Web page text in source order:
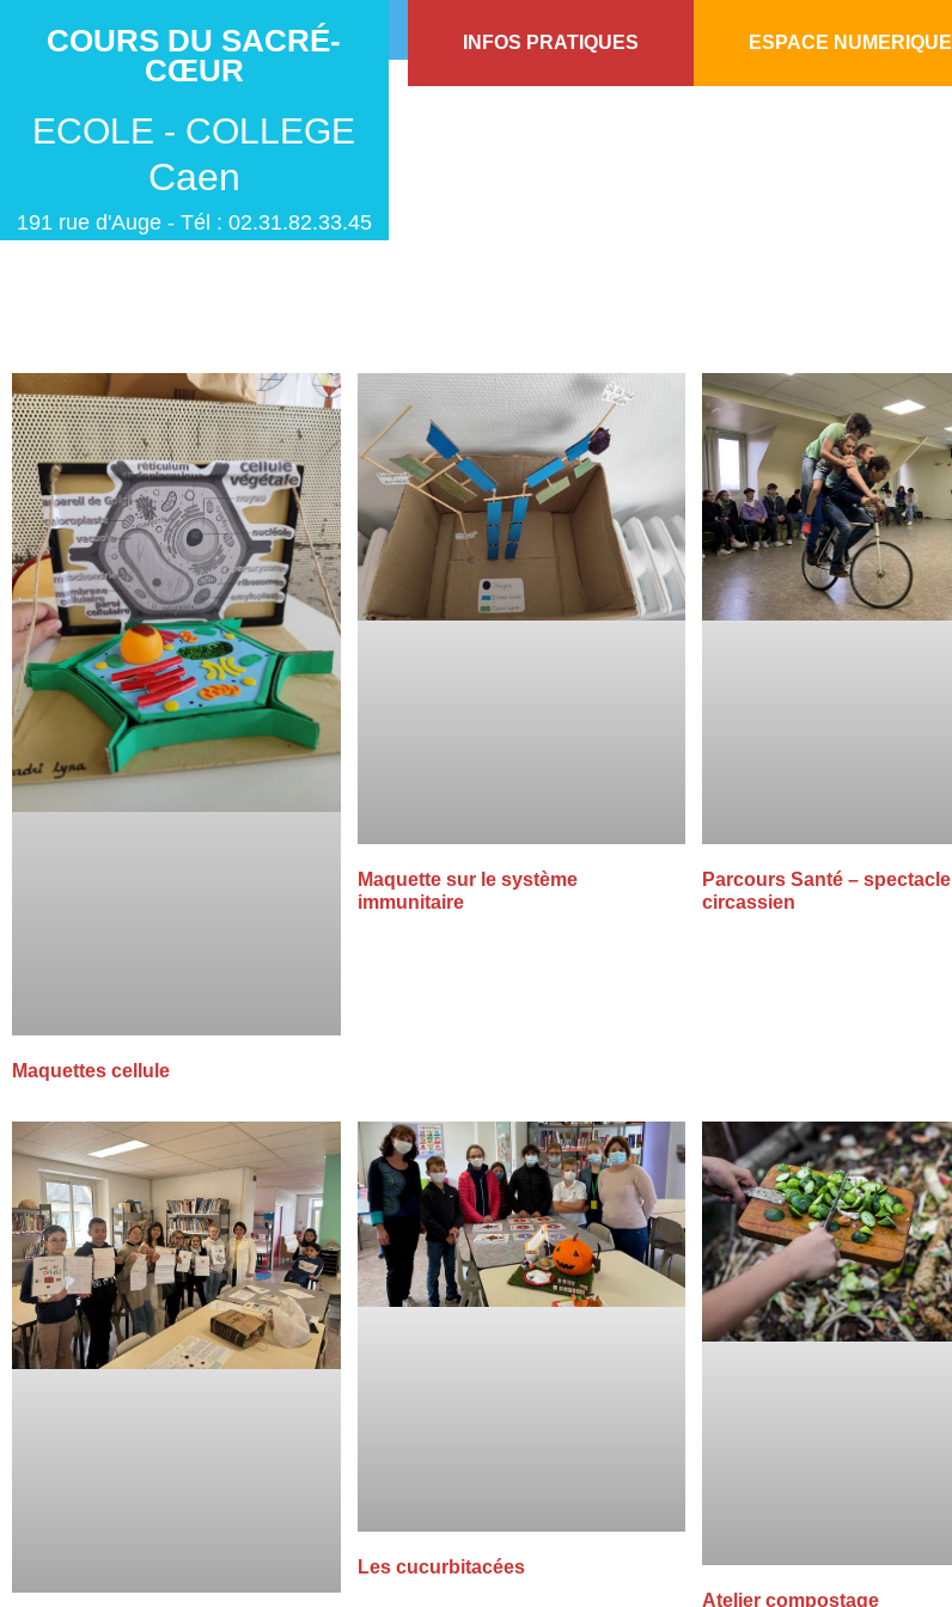
COURS DU SACRÉ-
CŒUR
INFOS PRATIQUES ESPACE NUMERIQUE
ECOLE - COLLEGE
Caen
191 rue d'Auge - Tél : 02.31.82.33.45
Maquettes cellule
Maquette sur le système
immunitaire
Parcours Santé – spectacle
circassien
Les cucurbitacées
Atelier compostage